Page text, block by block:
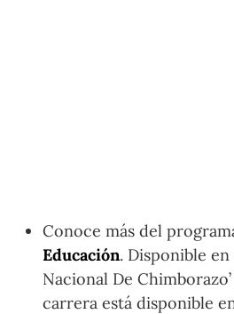
Conoce más del
Educación. Disponible en
Nacional De
carrera está disponible